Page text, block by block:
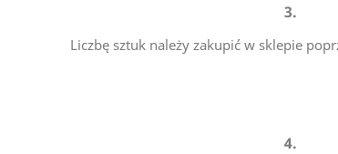
3.
Liczbę sztuk należy zakupić w sklepie
4.